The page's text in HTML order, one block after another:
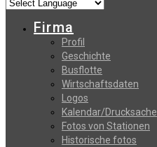
Firma
Profil
Geschichte
Busflotte
Wirtschaftsdaten
Logos
Kalendar/Drucksache
Fotos von Stationen
Historische fotos